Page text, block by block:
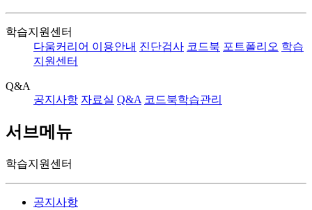
학습지원센터
다움커리어 이용안내 진단검사 코드북 포트폴리오 학습
지원센터
Q&A
공지사항 자료실 Q&A 코드북학습관리
서브메뉴
학습지원센터
공지사항